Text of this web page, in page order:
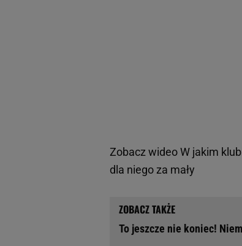
Zobacz wideoW jakim
dla niego za mały
To jeszcze nie koniec!